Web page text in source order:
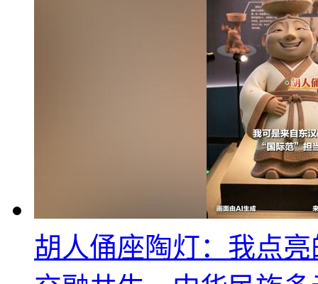
胡人俑座陶灯：我点